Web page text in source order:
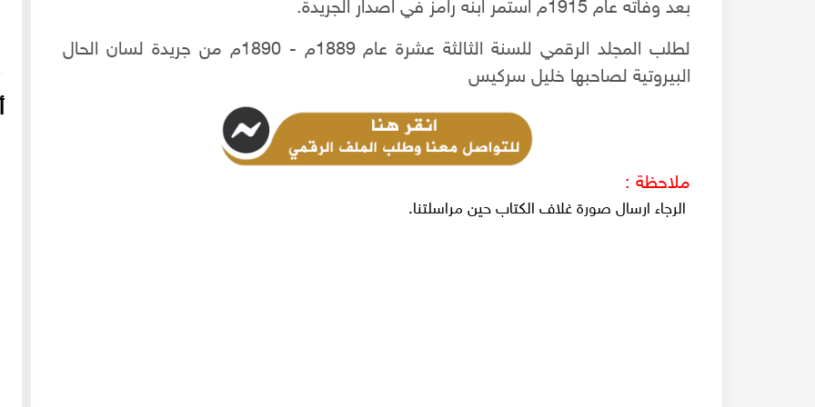
بعد وفاته عام 1915م استمر ابنه رامز في اصدار الجريدة.
لطلب المجلد الرقمي للسنة الثالثة عشرة عام 1889م - 1890م من جريدة لسان الحال
البيروتية لصاحبها خليل سركيس
ملاحظة :
الرجاء ارسال صورة غلاف الكتاب حين مراسلتنا.